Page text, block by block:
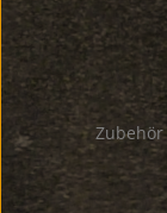
Zubehör